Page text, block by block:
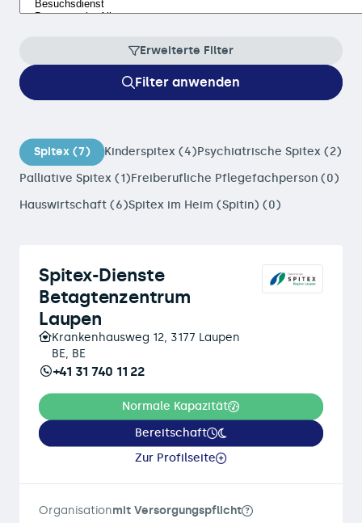
Erweiterte Filter
Filter anwenden
Spitex (7) Kinderspitex (4)Psychiatrische Spitex (2)
Palliative Spitex (1)Freiberufliche Pflegefachperson (0)
Hauswirtschaft (6)Spitex im Heim (Spitin) (0)
Spitex-Dienste
Betagtenzentrum
Laupen
Krankenhausweg 12, 3177 Laupen
BE, BE
+41 31 740 11 22
Normale Kapazität
Bereitschaft
Zur Profilseite
Organisationmit Versorgungspflicht